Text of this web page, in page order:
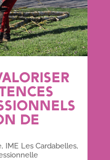
DE
, IME Les Cardabelles,